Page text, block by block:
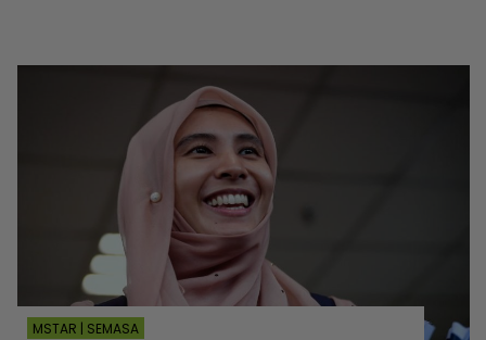
MSTAR | SEMASA